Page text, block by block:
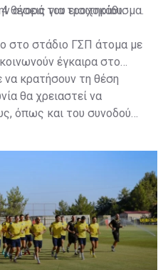
αγορά του εισιτηρίου.
θέσεις για τροχοκάθισμα.
στο στάδιο ΓΣΠ άτομα με
έγκαιρα στο
κρατήσουν τη θέση
θα χρειαστεί να
όπως και του συνοδού